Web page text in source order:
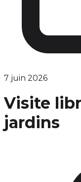
7 juin 2026
Visite
jardins